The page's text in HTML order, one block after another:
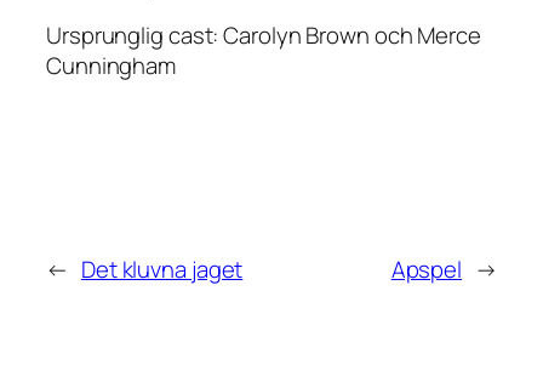
Ursprunglig cast: Carolyn Brown och Merce
Cunningham
← Det kluvna jaget Apspel →